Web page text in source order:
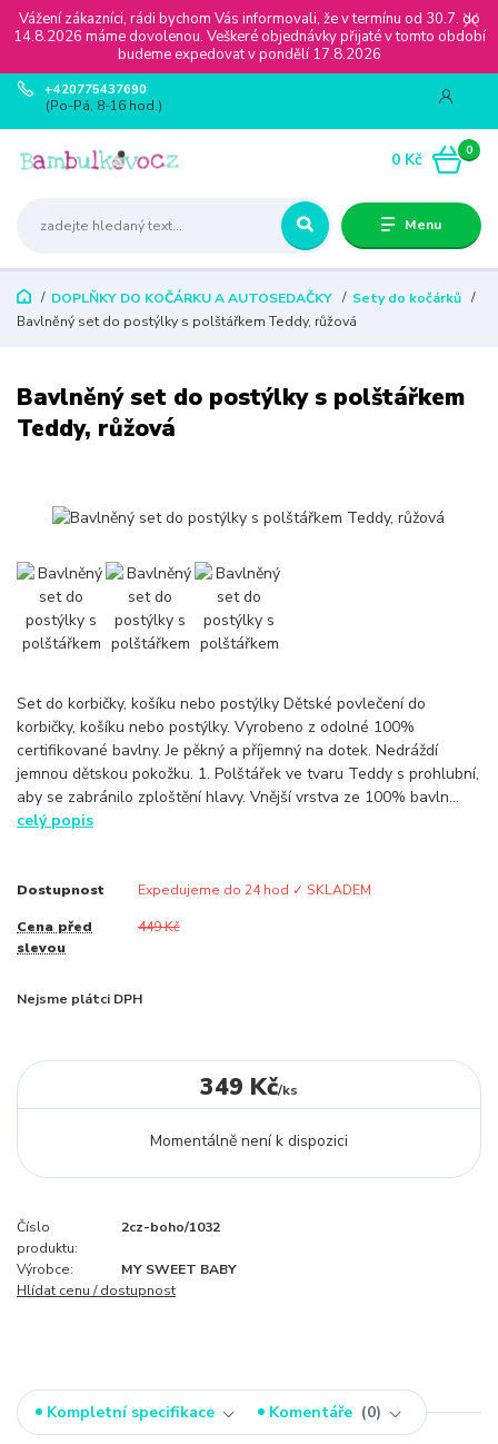
Vážení zákazníci, rádi bychom Vás informovali, že v termínu od 30.7. do
14.8.2026 máme dovolenou. Veškeré objednávky přijaté v tomto období
budeme expedovat v pondělí 17.8.2026
Menu
+420775437690
(Po-Pá, 8-16 hod.)
0
0 Kč
DOPLŇKY DO KOČÁRKU A AUTOSEDAČKY
Sety do kočárků
Bavlněný set do postýlky s polštářkem Teddy, růžová
Bavlněný set do postýlky s polštářkem
Teddy, růžová
Set do korbičky, košíku nebo postýlky Dětské povlečení do
korbičky, košíku nebo postýlky. Vyrobeno z odolné 100%
certifikované bavlny. Je pěkný a příjemný na dotek. Nedráždí
jemnou dětskou pokožku. 1. Polštářek ve tvaru Teddy s prohlubní,
aby se zabránilo zploštění hlavy. Vnější vrstva ze 100% bavln...
celý popis
Dostupnost Expedujeme do 24 hod ✓ SKLADEM
Cena před
slevou
449 Kč
Nejsme plátci DPH
349 Kč/ks
Momentálně není k dispozici
Číslo
produktu:
2cz-boho/1032
Výrobce:
MY SWEET BABY
Hlídat cenu / dostupnost
Kompletní specifikace Komentáře 0